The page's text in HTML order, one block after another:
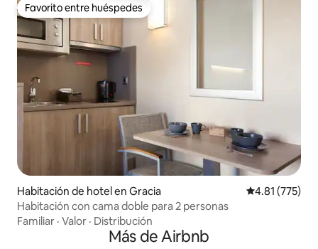
Favorito entre huéspedes
Favorito entre huéspedes
Habitación de hotel en Gracia Calificación
4.81 (775)
Habitación con cama doble para 2 personas
Familiar · Valor · Distribución
Más de Airbnb